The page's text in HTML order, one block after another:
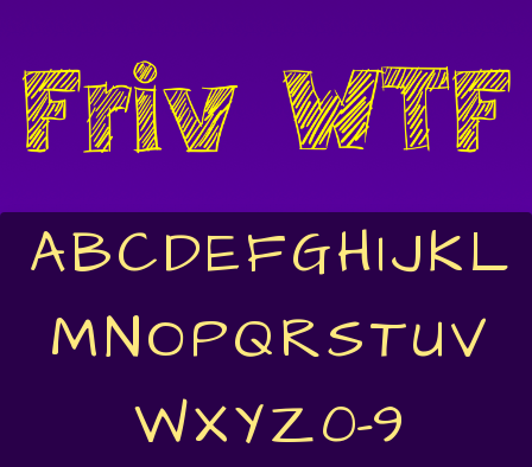
ABCDEFGHIJKL
MNOPQRSTUV
WXYZ0-9